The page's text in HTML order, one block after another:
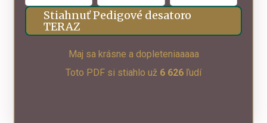
Stiahnuť Pedigové desatoro
TERAZ
Maj sa krásne a dopleteniaaaaa
Toto PDF si stiahlo už 6 626 ľudí